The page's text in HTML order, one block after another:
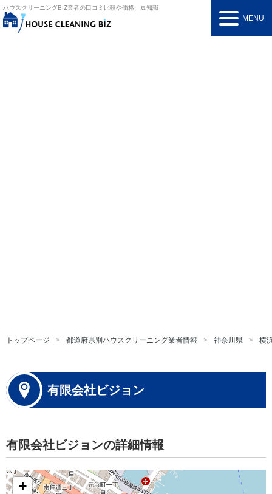
ハウスクリーニングBIZ業者の口コミ比較や価格、豆知識
MENU
トップページ 都道府県別ハウスクリーニング業者情報 神奈川県 横
有限会社ビジョン
有限会社ビジョンの詳細情報
+